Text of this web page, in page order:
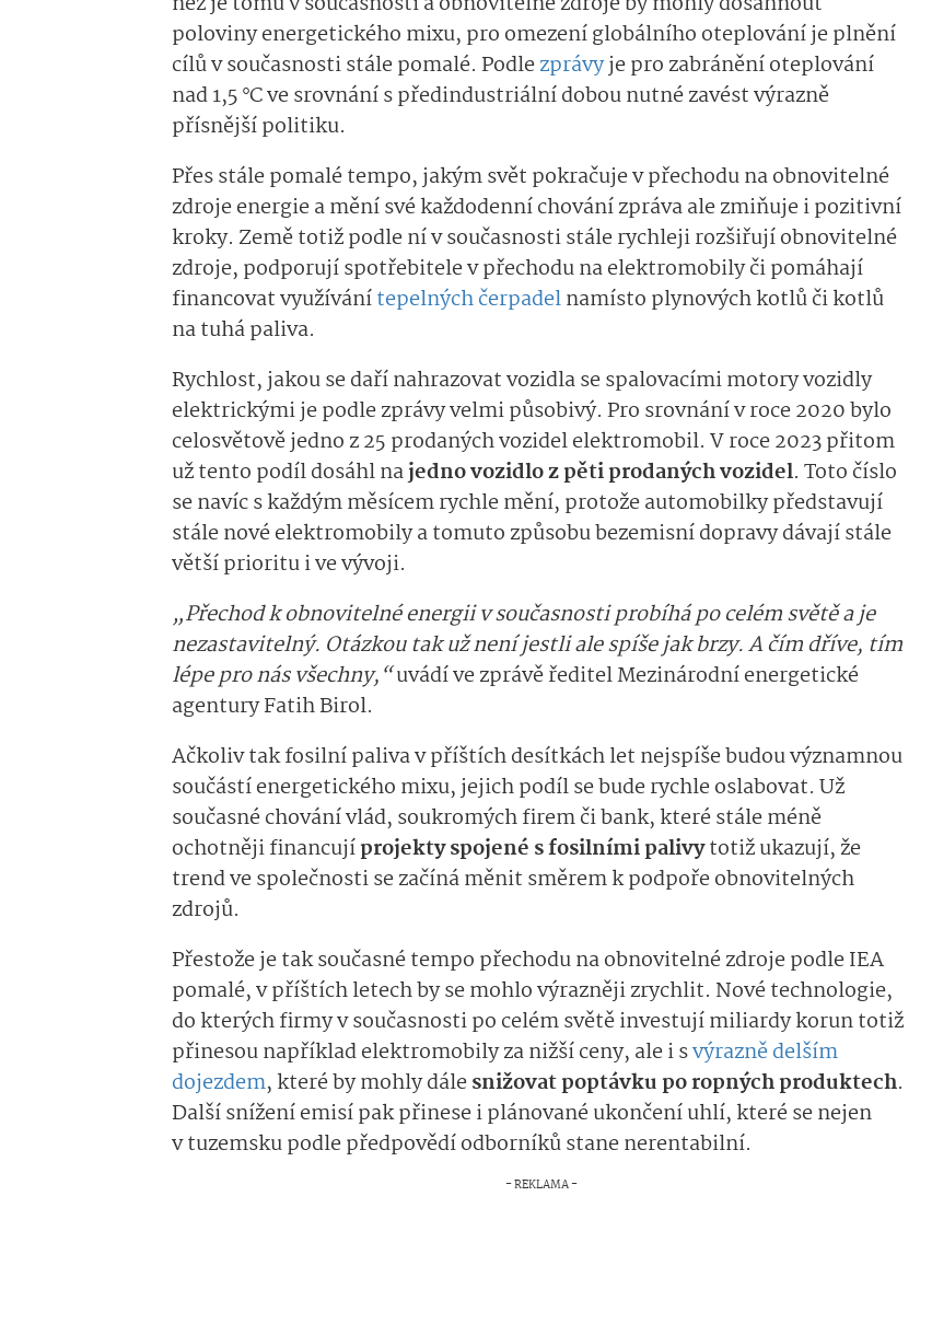
poloviny energetického mixu, pro omezení globálního oteplování je plnění
cílů v současnosti stále pomalé. Podlezprávyje pro zabránění oteplování
nad 1,5 °C ve srovnání s předindustriální dobou nutné zavést výrazně
přísnější politiku.
Přes stále pomalé tempo, jakým svět pokračuje v přechodu na obnovitelné
zdroje energie a mění své každodenní chování zpráva ale zmiňuje i pozitivní
kroky. Země totiž podle ní v současnosti stále rychleji rozšiřují obnovitelné
zdroje, podporují spotřebitele v přechodu na elektromobily či pomáhají
financovat využívánítepelných čerpadelnamísto plynových kotlů či kotlů
na tuhá paliva.
Rychlost, jakou se daří nahrazovat vozidla se spalovacími motory vozidly
elektrickými je podle zprávy velmi působivý. Pro srovnání v roce 2020 bylo
celosvětově jedno z 25 prodaných vozidel elektromobil. V roce 2023 přitom
už tento podíl dosáhl najedno vozidlo z pěti prodaných vozidel. Toto číslo
se navíc s každým měsícem rychle mění, protože automobilky představují
stále nové elektromobily a tomuto způsobu bezemisní dopravy dávají stále
větší prioritu i ve vývoji.
„Přechod k obnovitelné energii v současnosti probíhá po celém světě a je
nezastavitelný. Otázkou tak už není jestli ale spíše jak brzy. A čím dříve, tím
lépe pro nás všechny,“uvádí ve zprávě ředitel Mezinárodní energetické
agentury Fatih Birol.
Ačkoliv tak fosilní paliva v příštích desítkách let nejspíše budou významnou
součástí energetického mixu, jejich podíl se bude rychle oslabovat. Už
současné chování vlád, soukromých firem či bank, které stále méně
ochotněji financujíprojekty spojené s fosilními palivytotiž ukazují, že
trend ve společnosti se začíná měnit směrem k podpoře obnovitelných
zdrojů.
Přestože je tak současné tempo přechodu na obnovitelné zdroje podle IEA
pomalé, v příštích letech by se mohlo výrazněji zrychlit. Nové technologie,
do kterých firmy v současnosti po celém světě investují miliardy korun totiž
přinesou například elektromobily za nižší ceny, ale i svýrazně delším
dojezdem, které by mohly dálesnižovat poptávku po ropných produktech.
Další snížení emisí pak přinese i plánované ukončení uhlí, které se nejen
v tuzemsku podle předpovědí odborníků stane nerentabilní.